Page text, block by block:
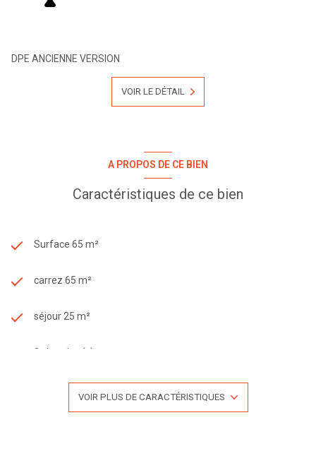
DPE ANCIENNE VERSION
VOIR LE DÉTAIL
A PROPOS DE CE BIEN
Caractéristiques de ce bien
Surface 65 m²
carrez 65 m²
séjour 25 m²
2 chambre(s)
VOIR PLUS DE CARACTÉRISTIQUES